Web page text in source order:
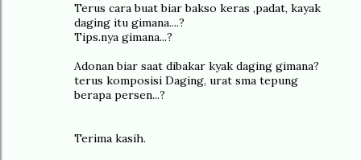
Terus cara buat biar bakso keras ,padat, kayak
daging itu gimana....?
Tips.nya gimana...?
Adonan biar saat dibakar kyak daging gimana?
terus komposisi Daging, urat sma tepung
berapa persen...?
Terima kasih.